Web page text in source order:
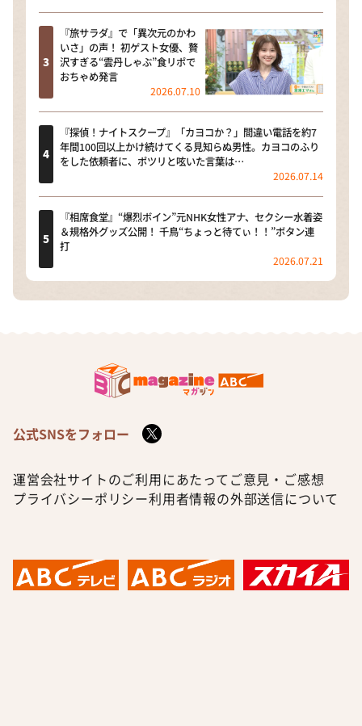
『旅サラダ』で「異次元のかわ
いさ」の声！ 初ゲスト女優、贅
沢すぎる“雲丹しゃぶ”食リポで
おちゃめ発言
2026.07.10
『探偵！ナイトスクープ』「カヨコか？」間違い電話を約7
年間100回以上かけ続けてくる見知らぬ男性。カヨコのふり
をした依頼者に、ポツリと呟いた言葉は…
2026.07.14
『相席食堂』“爆烈ボイン”元NHK女性アナ、セクシー水着姿
＆規格外グッズ公開！ 千鳥“ちょっと待てぃ！！”ボタン連
打
2026.07.21
公式SNSをフォロー
運営会社サイトのご利用にあたって ご意見・ご感想
プライバシーポリシー利用者情報の外部送信について